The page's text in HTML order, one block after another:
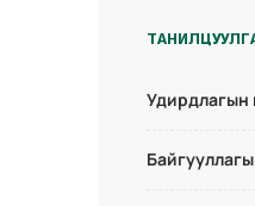
Удирдлагын